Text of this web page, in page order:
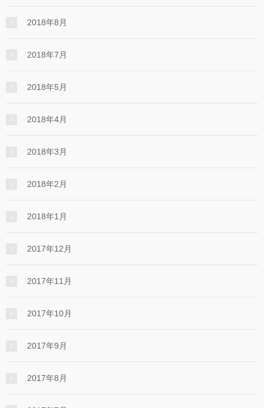
2018年8月
2018年7月
2018年5月
2018年4月
2018年3月
2018年2月
2018年1月
2017年12月
2017年11月
2017年10月
2017年9月
2017年8月